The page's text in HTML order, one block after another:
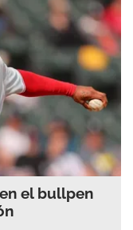
el bullpen